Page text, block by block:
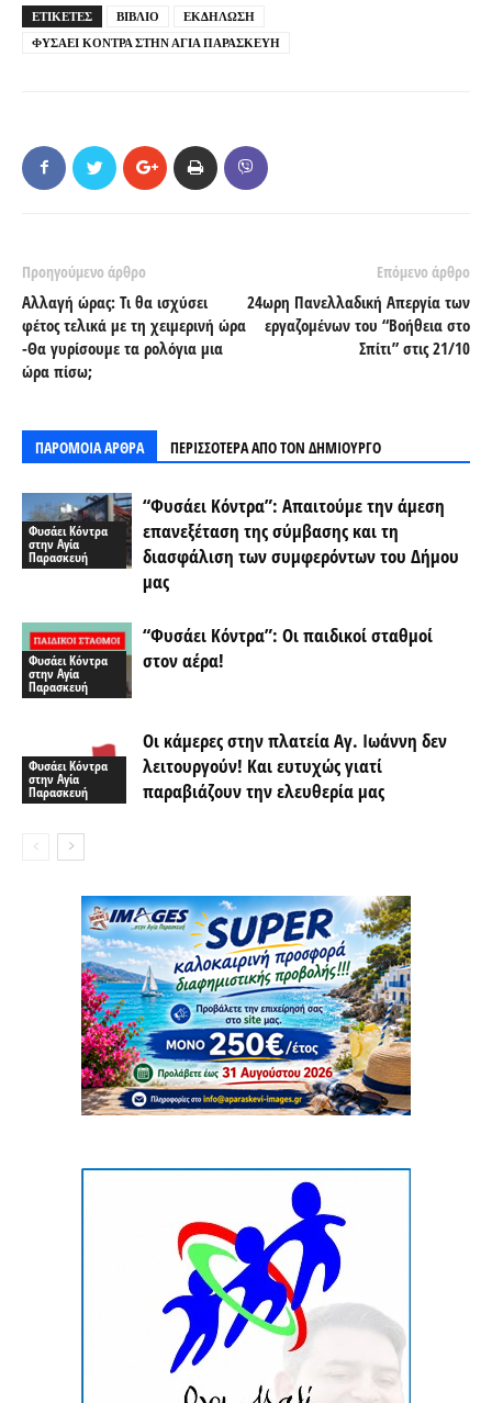
ΕΤΙΚΕΤΕΣ ΒΙΒΛΙΟ
ΕΚΔΗΛΩΣΗ
ΦΥΣΑΕΙ ΚΟΝΤΡΑ ΣΤΗΝ ΑΓΙΑ ΠΑΡΑΣΚΕΥΗ
Προηγούμενο άρθρο
Αλλαγή ώρας: Τι θα ισχύσει
φέτος τελικά με τη χειμερινή ώρα
-Θα γυρίσουμε τα ρολόγια μια
ώρα πίσω;
Επόμενο άρθρο
24ωρη Πανελλαδική Απεργία των
εργαζομένων του “Βοήθεια στο
Σπίτι” στις 21/10
ΠΑΡΟΜΟΙΑ ΑΡΘΡΑ ΠΕΡΙΣΣΟΤΕΡΑ ΑΠΟ ΤΟΝ ΔΗΜΙΟΥΡΓΟ
Φυσάει Κόντρα
στην Αγία
Παρασκευή
“Φυσάει Κόντρα”: Απαιτούμε την άμεση
επανεξέταση της σύμβασης και τη
διασφάλιση των συμφερόντων του Δήμου
μας
Φυσάει Κόντρα
στην Αγία
Παρασκευή
“Φυσάει Κόντρα”: Οι παιδικοί σταθμοί
στον αέρα!
Φυσάει Κόντρα
στην Αγία
Παρασκευή
Οι κάμερες στην πλατεία Αγ. Ιωάννη δεν
λειτουργούν! Και ευτυχώς γιατί
παραβιάζουν την ελευθερία μας